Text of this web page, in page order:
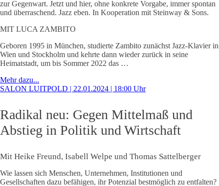
zur Gegenwart. Jetzt und hier, ohne konkrete Vorgabe, immer spontan
und überraschend. Jazz eben. In Kooperation mit Steinway & Sons.
MIT LUCA ZAMBITO
Geboren 1995 in München, studierte Zambito zunächst Jazz-Klavier in
Wien und Stockholm und kehrte dann wieder zurück in seine
Heimatstadt, um bis Sommer 2022 das …
Mehr dazu...
SALON LUITPOLD | 22.01.2024 | 18:00 Uhr
Radikal neu: Gegen Mittelmaß und
Abstieg in Politik und Wirtschaft
Mit Heike Freund, Isabell Welpe und Thomas Sattelberger
Wie lassen sich Menschen, Unternehmen, Institutionen und
Gesellschaften dazu befähigen, ihr Potenzial bestmöglich zu entfalten?